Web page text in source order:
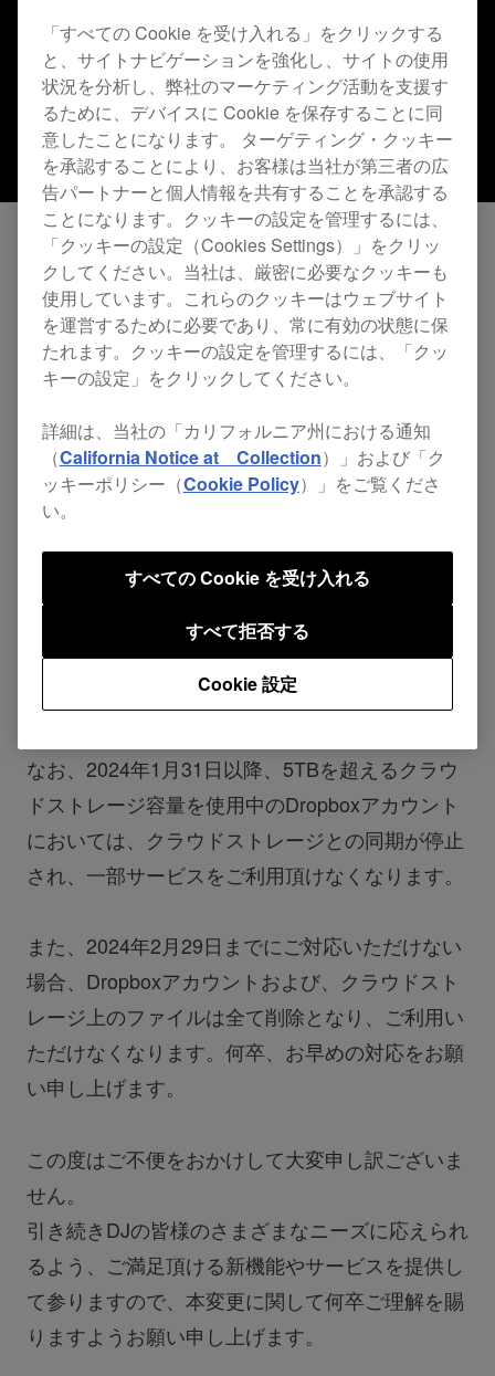
平素よりrekordboxをご利用いただき誠にありが
とうございます。
2023年8月25日のDropboxのポリシー変更および
仕様変更により、rekordbox Professionalプランに
ウドストレージ容量を2023年12月5日に、無制限
から5TBに変更させて頂きます。
現在Professionalプランを契約中で、Dropboxの
クラウドストレージ容量が5TBを超えているお客
2024年1月31日までにクラウドストレージ
の容量を5TB以下に収めて頂くようお願い申し上
なお、2024年1月31日以降、5TBを超えるクラウ
ドストレージ容量を使用中のDropboxアカウント
においては、クラウドストレージとの同期が停止
され、一部サービスをご利用頂けなくなります。
また、2024年2月29日までにご対応いただけない
場合、Dropboxアカウントおよび、クラウドスト
レージ上のファイルは全て削除となり、ご利用い
ただけなくなります。何卒、お早めの対応をお願
い申し上げます。
この度はご不便をおかけして大変申し訳ございま
せん。
引き続きDJの皆様のさまざまなニーズに応えられ
るよう、ご満足頂ける新機能やサービスを提供し
て参りますので、本変更に関して何卒ご理解を賜
りますようお願い申し上げます。
「すべての Cookie を受け入れる」をクリックする
と、サイトナビゲーションを強化し、サイトの使用
状況を分析し、弊社のマーケティング活動を支援す
るために、デバイスに Cookie を保存することに同
意したことになります。 ターゲティング・クッキー
を承認することにより、お客様は当社が第三者の広
告パートナーと個人情報を共有することを承認する
ことになります。クッキーの設定を管理するには、
「クッキーの設定（Cookies Settings）」をクリッ
クしてください。当社は、厳密に必要なクッキーも
使用しています。これらのクッキーはウェブサイト
を運営するために必要であり、常に有効の状態に保
たれます。クッキーの設定を管理するには、「クッ
キーの設定」をクリックしてください。
詳細は、当社の「カリフォルニア州における通知
（California Notice at Collection）」および「ク
ッキーポリシー（Cookie Policy）」をご覧くださ
い。
Cookie 設定
すべて拒否する
すべての Cookie を受け入れる